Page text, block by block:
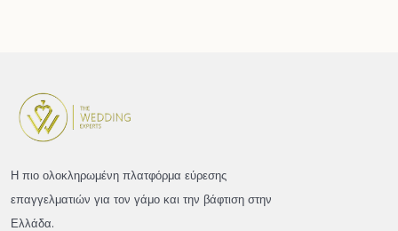
Η πιο ολοκληρωμένη πλατφόρμα εύρεσης
επαγγελματιών για τον γάμο και την βάφτιση στην
Ελλάδα.